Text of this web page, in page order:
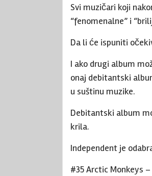
Svi muzičari koji
“fenomenalne” i
Da li će ispuniti
I ako drugi album
onaj debitantski
u suštinu muzike.
Debitantski album
krila.
Independent je
#35 Arctic Monkeys